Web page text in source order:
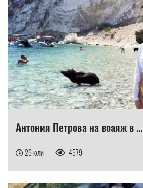
Антония Петрова на воаяж в ...
26 юли 4579